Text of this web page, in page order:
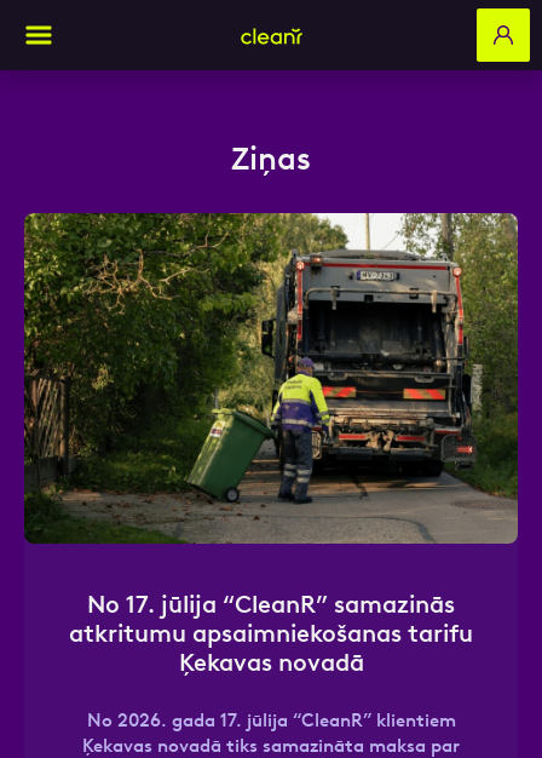
Ziņas
No 17. jūlija “CleanR” samazinās
atkritumu apsaimniekošanas tarifu
Ķekavas novadā
No 2026. gada 17. jūlija “CleanR” klientiem
Ķekavas novadā tiks samazināta maksa par
Aizpildi pieteikuma formu un mēs ar tevi
Vārds, Uzvārds
E-pasts
Kontakttālrunis